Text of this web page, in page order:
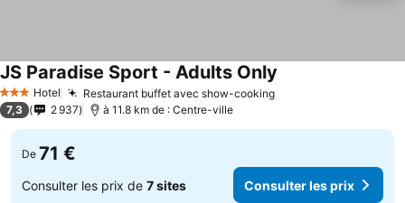
3 ÉtoilesHotel Restaurant buffet avec show-cooking
JS Paradise Sport - Adults Only
7,3 2 937 à 11.8 km de : Centre-ville
De 71 €
Consulter les prix de 7 sites Consulter les prix